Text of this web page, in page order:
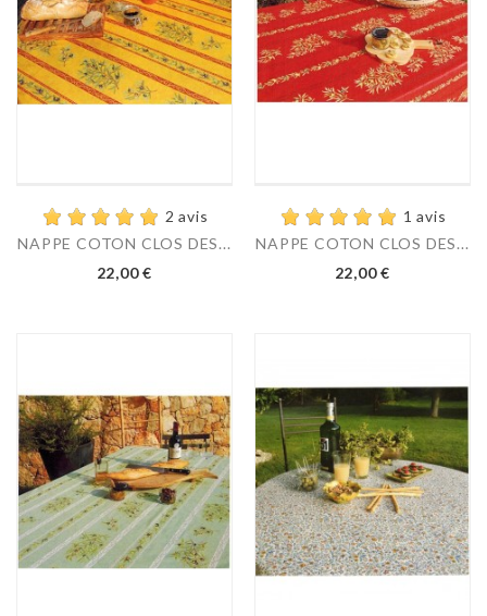
2 avis
NAPPE COTON CLOS DES...
22,00 €
1 avis
NAPPE COTON CLOS DES...
22,00 €